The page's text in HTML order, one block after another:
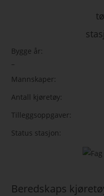
Bygge år:
–
Mannskaper:
Antall kjøretøy:
Tilleggsoppgaver:
Status stasjon:
Beredskaps